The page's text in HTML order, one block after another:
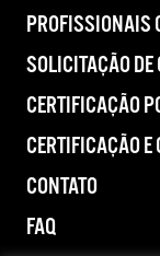
PROFISSIONAIS
SOLICITAÇÃO
CERTIFICAÇÃO
CERTIFICAÇÃO
CONTATO
FAQ